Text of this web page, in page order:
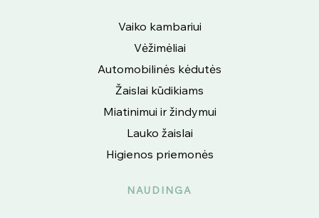
Vaiko kambariui
Vėžimėliai
Automobilinės kėdutės
Žaislai kūdikiams
Miatinimui ir žindymui
Lauko žaislai
Higienos priemonės
NAUDINGA